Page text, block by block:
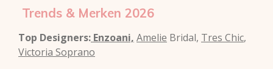
Trends & Merken 2026
Top Designers: Enzoani, Amelie Bridal, Tres Chic,
Victoria Soprano